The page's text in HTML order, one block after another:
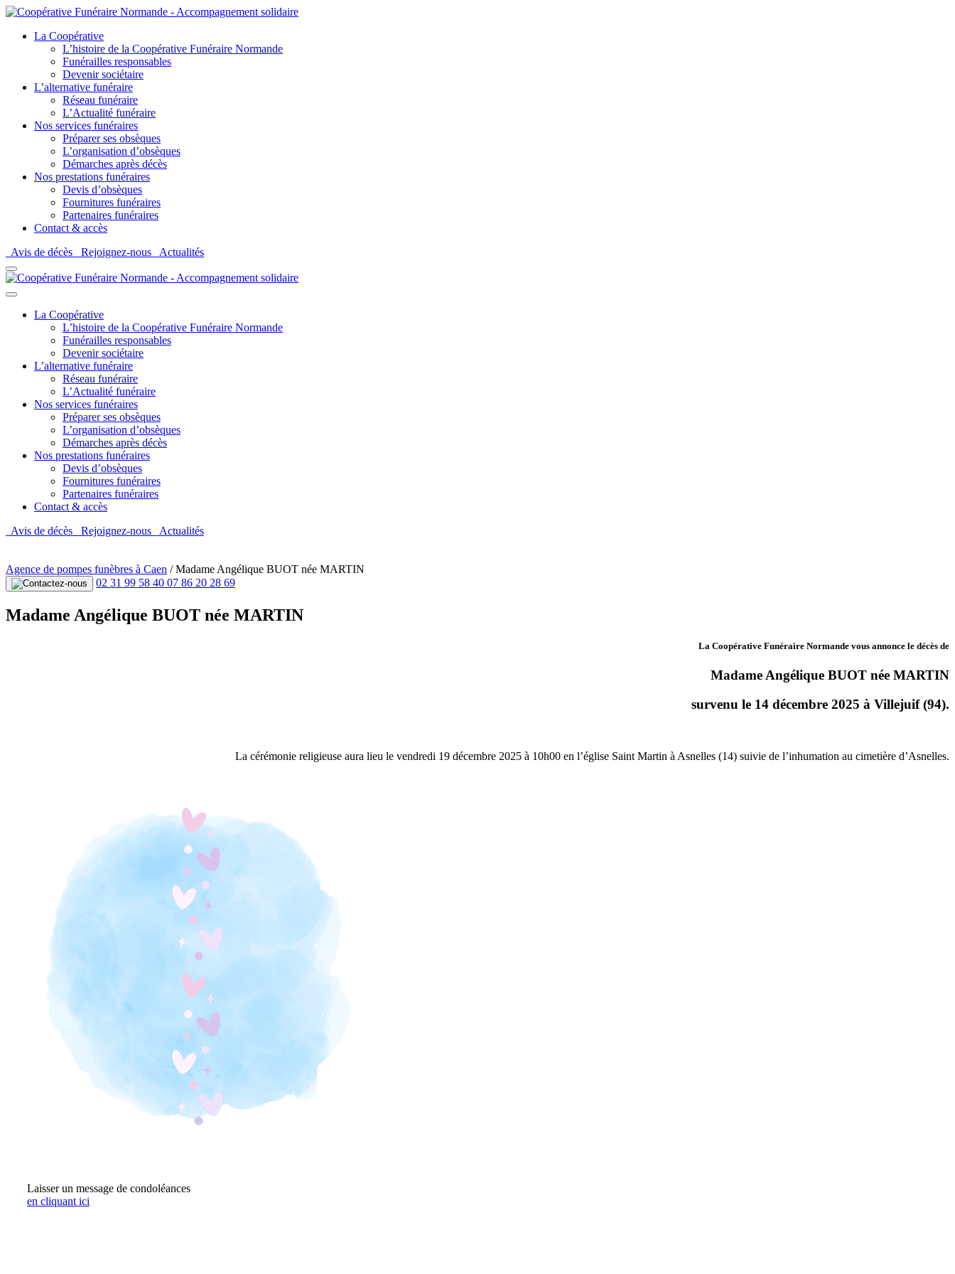
La Coopérative
L’histoire de la Coopérative Funéraire Normande
Funérailles responsables
Devenir sociétaire
L’alternative funéraire
Réseau funéraire
L’Actualité funéraire
Nos services funéraires
Préparer ses obsèques
L’organisation d’obsèques
Démarches après décès
Nos prestations funéraires
Devis d’obsèques
Fournitures funéraires
Partenaires funéraires
Contact & accès
Avis de décès
Rejoignez-nous Actualités
La Coopérative
L’histoire de la Coopérative Funéraire Normande
Funérailles responsables
Devenir sociétaire
L’alternative funéraire
Réseau funéraire
L’Actualité funéraire
Nos services funéraires
Préparer ses obsèques
L’organisation d’obsèques
Démarches après décès
Nos prestations funéraires
Devis d’obsèques
Fournitures funéraires
Partenaires funéraires
Contact & accès
Avis de décès
Rejoignez-nous Actualités
Agence de pompes funèbres à Caen /Madame Angélique BUOT née MARTIN
02 31 99 58 40 07 86 20 28 69
Madame Angélique BUOT née MARTIN
La Coopérative Funéraire Normande vous annonce le décès de
Madame Angélique BUOT née MARTIN
survenu le 14 décembre 2025 à Villejuif (94).
La cérémonie religieuse aura lieu le vendredi 19 décembre 2025 à 10h00 en l’église Saint Martin à Asnelles (14) suivie de l’inhumation au cimetière d’Asnelles.
Laisser un message de condoléances
en cliquant ici